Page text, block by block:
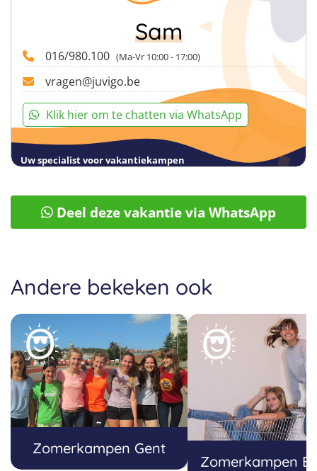
Sam
016/980.100 (Ma-Vr 10:00 - 17:00)
vragen@juvigo.be
Klik hier om te chatten via WhatsApp
Uw specialist voor vakantiekampen
Deel deze vakantie via WhatsApp
Andere bekeken ook
Zomerkampen Gent
Zomerkampen